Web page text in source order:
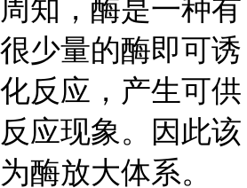
知，酶是一种有
少量的酶即可诱
反应，产生可供
应现象。因此该
酶放大体系。